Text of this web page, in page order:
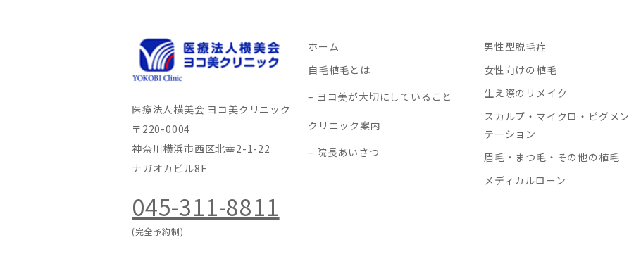
医療法人横美会 ヨコ美クリニック
〒220-0004
神奈川横浜市西区北幸2-1-22
ナガオカビル8F
045-311-8811
(完全予約制)
ホーム
自毛植毛とは
ヨコ美が大切にしていること
クリニック案内
院長あいさつ
男性型脱毛症
女性向けの植毛
生え際のリメイク
スカルプ・マイクロ・ピグメン
テーション
眉毛・まつ毛・その他の植毛
メディカルローン